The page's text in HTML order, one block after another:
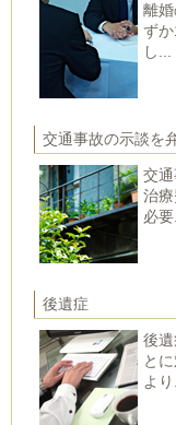
離
ず
し...
交通事故の示談を
交
治
必
後遺症
後
と
よ